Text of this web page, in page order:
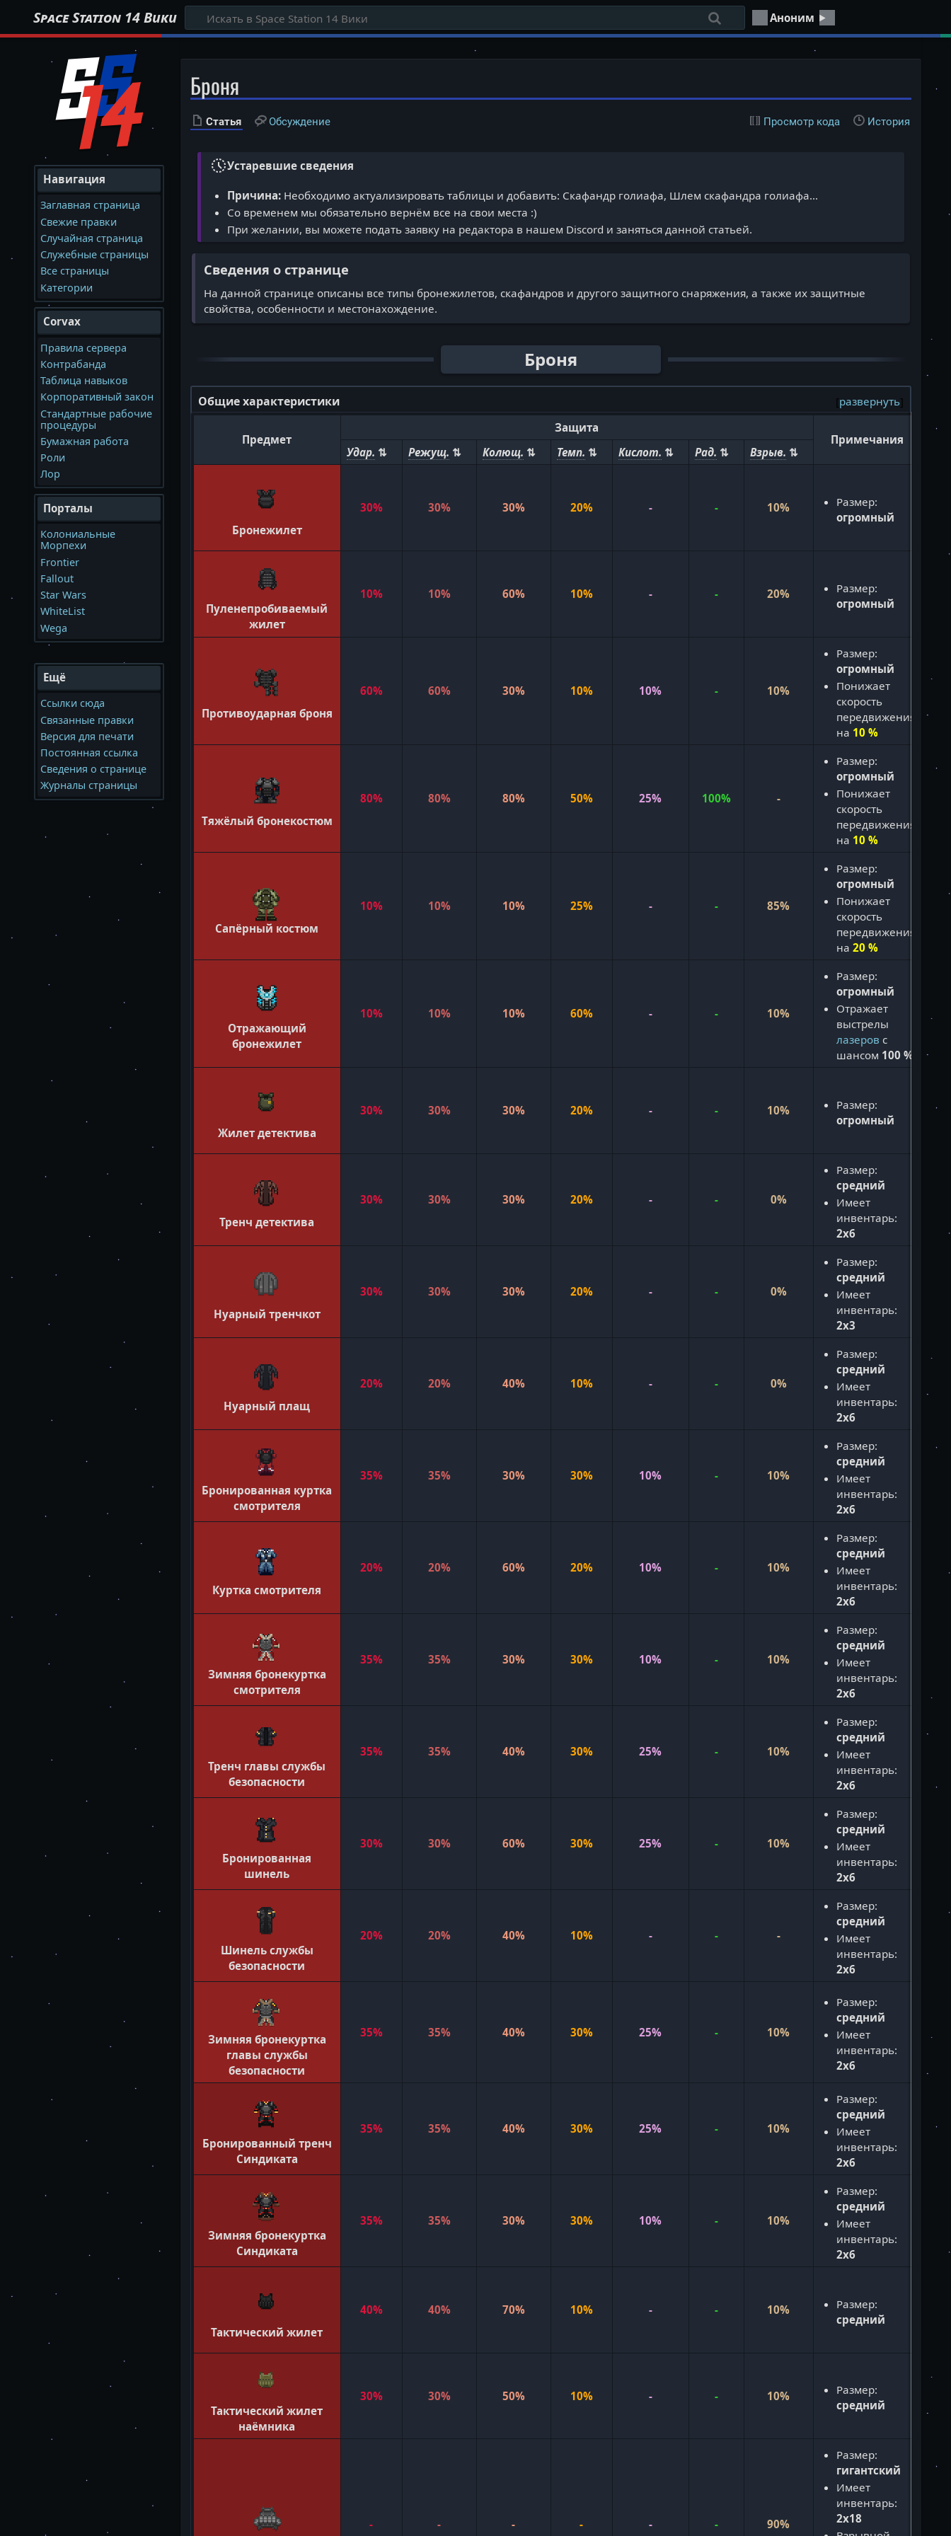
Аноним
Space Station 14 Вики
Броня
Статья Обсуждение Просмотр кода История
History_Toggle_OffУстаревшие сведения
Причина:Необходимо актуализировать таблицы и добавить: Скафандр голиафа, Шлем скафандра голиафа...
Со временем мы обязательно вернём все на свои места :)
При желании, вы можете подать заявку на редактора в нашем Discord и заняться данной статьей.
Сведения о странице
На данной странице описаны все типы бронежилетов, скафандров и другого защитного снаряжения, а также их защитные
свойства, особенности и местонахождение.
Броня
развернуть
Общие характеристики
Предмет
Защита
Примечания
Удар.
Режущ. Колющ. Темп. Кислот. Рад. Взрыв.
Бронежилет
30% 30% 30% 20% - - 10%
Размер:
огромный
Пуленепробиваемый
жилет
10% 10% 60% 10% - - 20%
Размер:
огромный
Противоударная броня
60% 60% 30% 10% 10% - 10%
Размер:
огромный
Понижает
скорость
передвижения
на 10 %
Тяжёлый бронекостюм
80% 80% 80% 50% 25% 100% -
Размер:
огромный
Понижает
скорость
передвижения
на 10 %
Сапёрный костюм
10% 10% 10% 25% - - 85%
Размер:
огромный
Понижает
скорость
передвижения
на 20 %
Отражающий
бронежилет
10% 10% 10% 60% - - 10%
Размер:
огромный
Отражает
выстрелы
лазеров с
шансом 100 %
Жилет детектива
30% 30% 30% 20% - - 10%
Размер:
огромный
Тренч детектива
30% 30% 30% 20% - - 0%
Размер:
средний
Имеет
инвентарь:
2x6
Нуарный тренчкот
30% 30% 30% 20% - - 0%
Размер:
средний
Имеет
инвентарь:
2x3
Нуарный плащ
20% 20% 40% 10% - - 0%
Размер:
средний
Имеет
инвентарь:
2x6
Бронированная куртка
смотрителя
35% 35% 30% 30% 10% - 10%
Размер:
средний
Имеет
инвентарь:
2x6
Куртка смотрителя
20% 20% 60% 20% 10% - 10%
Размер:
средний
Имеет
инвентарь:
2x6
Зимняя бронекуртка
смотрителя
35% 35% 30% 30% 10% - 10%
Размер:
средний
Имеет
инвентарь:
2x6
Тренч главы службы
безопасности
35% 35% 40% 30% 25% - 10%
Размер:
средний
Имеет
инвентарь:
2x6
Бронированная
шинель
30% 30% 60% 30% 25% - 10%
Размер:
средний
Имеет
инвентарь:
2x6
Шинель службы
безопасности
20% 20% 40% 10% - - -
Размер:
средний
Имеет
инвентарь:
2x6
Зимняя бронекуртка
главы службы
безопасности
35% 35% 40% 30% 25% - 10%
Размер:
средний
Имеет
инвентарь:
2x6
Бронированный тренч
Синдиката
35% 35% 40% 30% 25% - 10%
Размер:
средний
Имеет
инвентарь:
2x6
Зимняя бронекуртка
Синдиката
35% 35% 30% 30% 10% - 10%
Размер:
средний
Имеет
инвентарь:
2x6
Тактический жилет
40% 40% 70% 10% - - 10%
Размер:
средний
Тактический жилет
наёмника
30% 30% 50% 10% - - 10%
Размер:
средний
- - - - - - 90%
Размер:
гигантский
Имеет
инвентарь:
2x18
Навигация
Заглавная страница
Свежие правки
Случайная страница
Служебные страницы
Все страницы
Категории
Corvax
Правила сервера
Контрабанда
Таблица навыков
Корпоративный закон
Стандартные рабочие
процедуры
Бумажная работа
Роли
Лор
Порталы
Колониальные
Морпехи
Frontier
Fallout
Star Wars
WhiteList
Wega
Ещё
Ссылки сюда
Связанные правки
Версия для печати
Постоянная ссылка
Сведения о странице
Журналы страницы